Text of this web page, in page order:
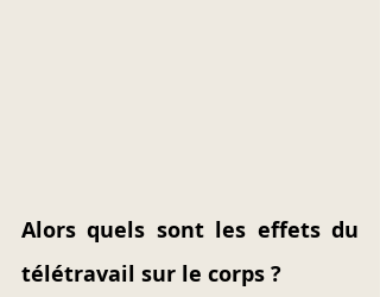
Alors quels sont les effets du
télétravail sur le corps ?